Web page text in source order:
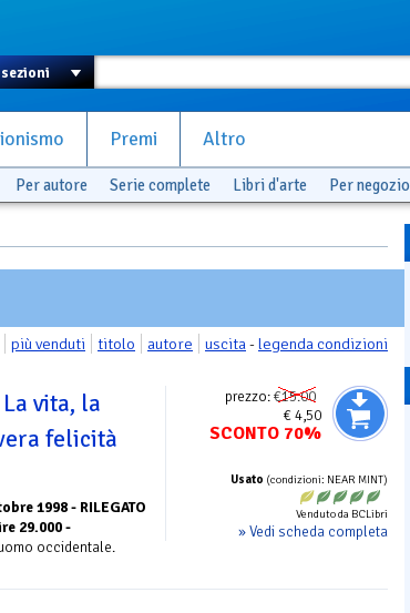
Premi Altro
Per autore Serie complete Libri d'arte Per negozio
più venduti titolo autore uscita-legenda condizioni
prezzo:€15.00
€ 4,50
SCONTO 70%
Usato (condizioni: NEAR MINT)
Venduto da BCLibri
» Vedi scheda completa
vita, la
felicità
1998 - RILEGATO
29.000 -
occidentale.